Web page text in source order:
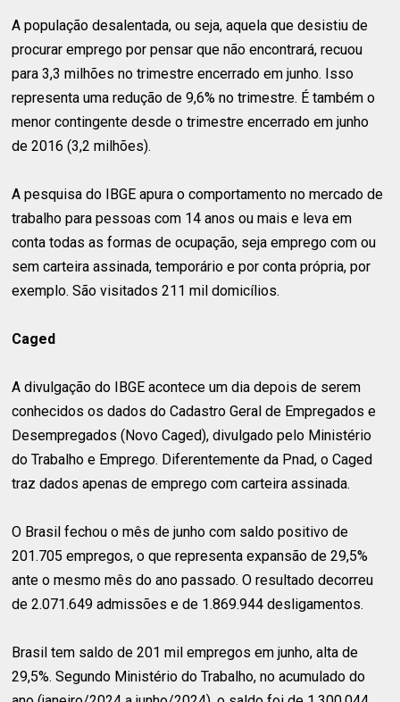
A população desalentada, ou seja, aquela que desistiu de
procurar emprego por pensar que não encontrará, recuou
para 3,3 milhões no trimestre encerrado em junho. Isso
representa uma redução de 9,6% no trimestre. É também o
menor contingente desde o trimestre encerrado em junho
de 2016 (3,2 milhões).
A pesquisa do IBGE apura o comportamento no mercado de
trabalho para pessoas com 14 anos ou mais e leva em
conta todas as formas de ocupação, seja emprego com ou
sem carteira assinada, temporário e por conta própria, por
exemplo. São visitados 211 mil domicílios.
Caged
A divulgação do IBGE acontece um dia depois de serem
conhecidos os dados do Cadastro Geral de Empregados e
Desempregados (Novo Caged), divulgado pelo Ministério
do Trabalho e Emprego. Diferentemente da Pnad, o Caged
traz dados apenas de emprego com carteira assinada.
O Brasil fechou o mês de junho com saldo positivo de
201.705 empregos, o que representa expansão de 29,5%
ante o mesmo mês do ano passado. O resultado decorreu
de 2.071.649 admissões e de 1.869.944 desligamentos.
Brasil tem saldo de 201 mil empregos em junho, alta de
29,5%. Segundo Ministério do Trabalho, no acumulado do